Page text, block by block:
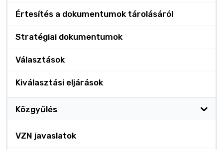
Értesítés a dokumentumok tárolásáról
Stratégiai dokumentumok
Választások
Kiválasztási eljárások
Közgyűlés
VZN javaslatok